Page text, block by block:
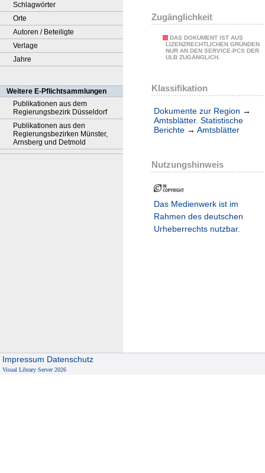
Schlagwörter
Orte
Autoren / Beteiligte
Verlage
Jahre
Weitere E-Pflichtsammlungen
Publikationen aus dem
Regierungsbezirk Düsseldorf
Publikationen aus den
Regierungsbezirken Münster,
Arnsberg und Detmold
Zugänglichkeit
DAS DOKUMENT IST AUS
LIZENZRECHTLICHEN GRÜNDEN
NUR AN DEN SERVICE-PCS DER
ULB ZUGÄNGLICH.
Klassifikation
Dokumente zur Region →
Amtsblätter. Statistische
Berichte → Amtsblätter
Nutzungshinweis
Das Medienwerk ist im
Rahmen des deutschen
Urheberrechts nutzbar.
Impressum Datenschutz
Visual Library Server 2026